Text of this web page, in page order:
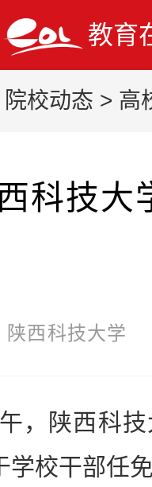
教育
院校动态 > 高
科技大
陕西科技大学
陕西科技
学校干部任